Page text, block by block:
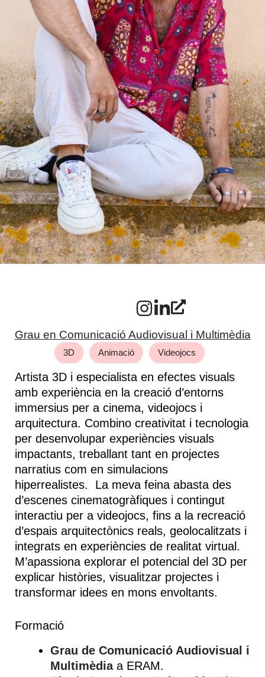
Grau en Comunicació Audiovisual i Multimèdia
3D Animació Videojocs
Artista 3D i especialista en efectes visuals
amb experiència en la creació d’entorns
immersius per a cinema, videojocs i
arquitectura. Combino creativitat i tecnologia
per desenvolupar experiències visuals
impactants, treballant tant en projectes
narratius com en simulacions
hiperrealistes. La meva feina abasta des
d’escenes cinematogràfiques i contingut
interactiu per a videojocs, fins a la recreació
d’espais arquitectònics reals, geolocalitzats i
integrats en experiències de realitat virtual.
M’apassiona explorar el potencial del 3D per
explicar històries, visualitzar projectes i
transformar idees en mons envoltants.
Formació
Grau de Comunicació Audiovisual i
Multimèdiaa ERAM.